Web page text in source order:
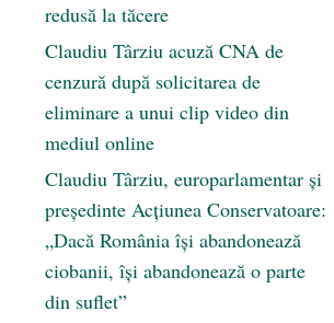
redusă la tăcere
Claudiu Târziu acuză CNA de
cenzură după solicitarea de
eliminare a unui clip video din
mediul online
Claudiu Târziu, europarlamentar și
președinte Acțiunea Conservatoare:
„Dacă România își abandonează
ciobanii, își abandonează o parte
din suflet”